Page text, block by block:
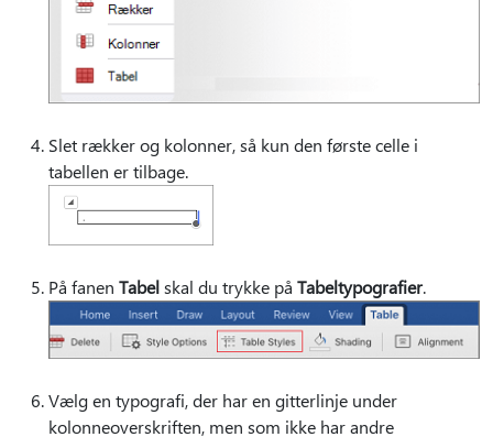
Slet rækker og kolonner, så kun den første celle i
tabellen er tilbage.
På fanen Tabelskal du trykke på Tabeltypografier.
Vælg en typografi, der har en gitterlinje under
kolonneoverskriften, men som ikke har andre